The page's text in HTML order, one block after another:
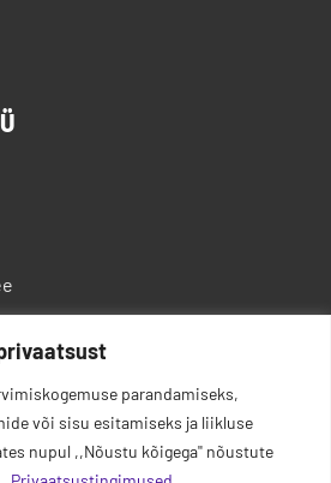
parandamiseks,
või sisu esitamiseks ja liikluse
nupul ,,Nõustu kõigega'' nõustute